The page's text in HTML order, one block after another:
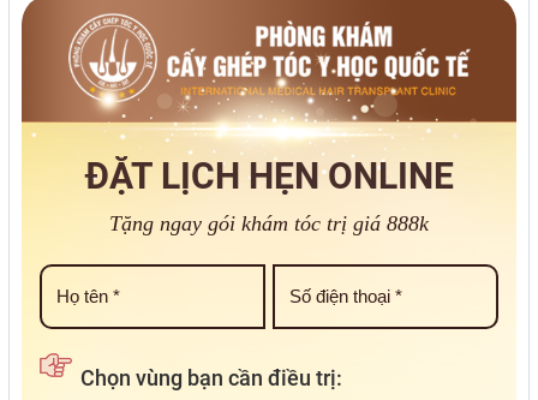
ĐẶT LỊCH HẸN ONLINE
Tặng ngay gói khám tóc trị giá 888k
Chọn vùng bạn cần điều trị: